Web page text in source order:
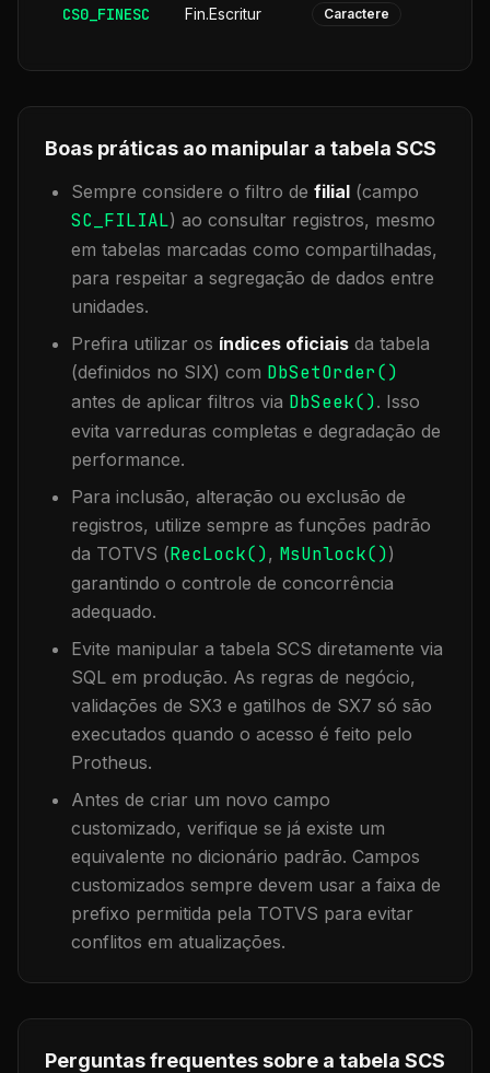
CS0_FINESC Fin.Escritur Caractere
Boas práticas ao manipular a tabela SCS
Sempre considere o filtro de filial (campo
SC_FILIAL) ao consultar registros, mesmo
em tabelas marcadas como compartilhadas,
para respeitar a segregação de dados entre
unidades.
Prefira utilizar os índices oficiais da tabela
(definidos no SIX) com DbSetOrder()
antes de aplicar filtros via DbSeek(). Isso
evita varreduras completas e degradação de
performance.
Para inclusão, alteração ou exclusão de
registros, utilize sempre as funções padrão
da TOTVS (RecLock(), MsUnlock())
garantindo o controle de concorrência
adequado.
Evite manipular a tabela SCS diretamente via
SQL em produção. As regras de negócio,
validações de SX3 e gatilhos de SX7 só são
executados quando o acesso é feito pelo
Protheus.
Antes de criar um novo campo
customizado, verifique se já existe um
equivalente no dicionário padrão. Campos
customizados sempre devem usar a faixa de
prefixo permitida pela TOTVS para evitar
conflitos em atualizações.
Perguntas frequentes sobre a tabela SCS